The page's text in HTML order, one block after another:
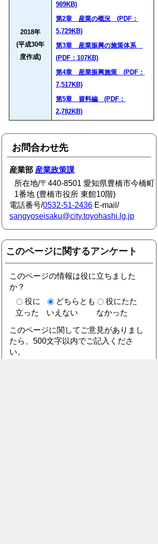
2018年
(平成30年
度作成)
989KB)
第2章 産業の概況 (PDF：
5,729KB)
第3章 産業振興の施策体系
(PDF：107KB)
第4章 産業振興施策 (PDF：
7,517KB)
第5章 資料編 (PDF：
2,782KB)
お問合わせ先
産業部 産業政策課
所在地/〒440-8501 愛知県豊橋市今橋町
1番地 (豊橋市役所 東館10階)
電話番号/0532-51-2436 E-mail/
sangyoseisaku@city.toyohashi.lg.jp
このページに関するアンケート
このページの情報は役に立ちました
か？
役に
立った
どちらとも
いえない
役にたた
なかった
このページに関してご意見がありまし
たら、500文字以内でご記入くださ
い。